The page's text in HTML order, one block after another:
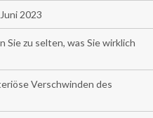
2023
Sie zu selten, was Sie wirklich
Verschwinden des